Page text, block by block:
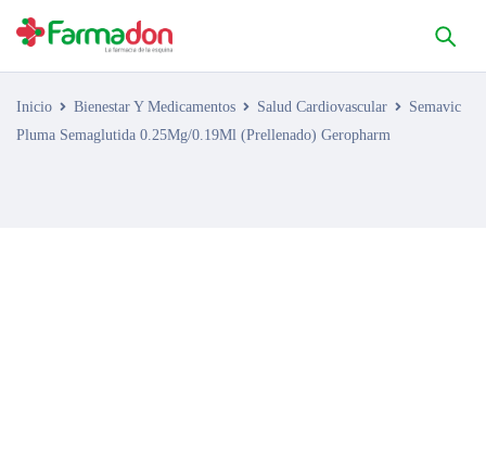
Inicio Bienestar Y Medicamentos Salud Cardiovascular
Semavic
Pluma Semaglutida 0.25Mg/0.19Ml (Prellenado) Geropharm